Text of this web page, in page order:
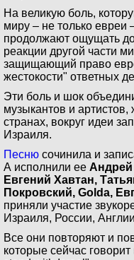
На великую боль,
миру – не только евреи
продолжают ощущать
реакции другой части
защищающий право
жестокости" ответных
Эти боль и шок
музыкантов и
странах, вокруг идеи
Израиля.
Песню сочинила и
А исполнили ее
Евгений Хавтан,
Покровский, Golda,
приняли участие
Израиля, России,
Все они повторяют и
которые сейчас